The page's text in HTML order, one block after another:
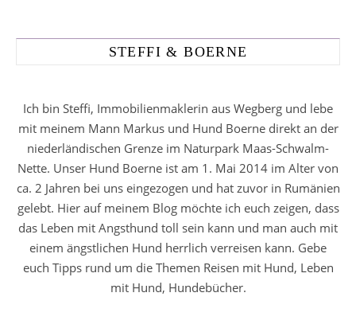
STEFFI & BOERNE
Ich bin Steffi, Immobilienmaklerin aus Wegberg und lebe
mit meinem Mann Markus und Hund Boerne direkt an der
niederländischen Grenze im Naturpark Maas-Schwalm-
Nette. Unser Hund Boerne ist am 1. Mai 2014 im Alter von
ca. 2 Jahren bei uns eingezogen und hat zuvor in Rumänien
gelebt. Hier auf meinem Blog möchte ich euch zeigen, dass
das Leben mit Angsthund toll sein kann und man auch mit
einem ängstlichen Hund herrlich verreisen kann. Gebe
euch Tipps rund um die Themen Reisen mit Hund, Leben
mit Hund, Hundebücher.